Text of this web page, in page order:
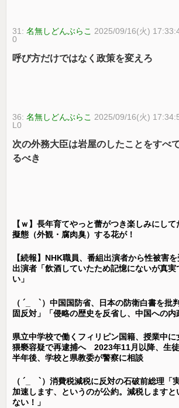
31:名無しどんぶらこ 2025/09/16(火)
0
呼び方だけではなく政策を変えろ
36:名無しどんぶらこ 2025/09/16(火)
L0
次の外務大臣は岩屋のしたことをすべ
るべき
【ｗ】長年育てやっと蕾がつき楽しみにし
擬態（外観・腐肉臭）する花が！
【続報】NHK職員、番組出演者から性被害
出演者「飲酒していたため記憶にないが真
い」
（ ´_ゝ`）中国国防省、日本の防衛白書を批
固反対」「侵略の歴史を反省し、中国への内
県立中学校で働くフィリピン国籍、授業中
猥褻容疑で再逮捕へ 2023年11月以降、生
半年後、学校と県教委が警察に相談
（ ´_ゝ`）消費税減税に反対の石破前総理「
加速します、というのが公約。減税しますと
ない！」